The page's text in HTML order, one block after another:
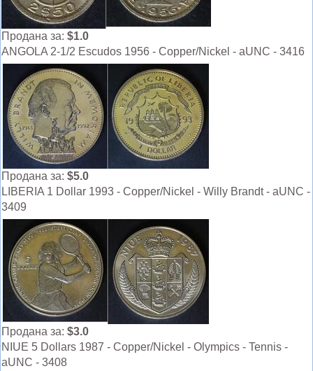
Продана за: $1.0
ANGOLA 2-1/2 Escudos 1956 - Copper/Nickel - aUNC - 3416
Продана за: $5.0
LIBERIA 1 Dollar 1993 - Copper/Nickel - Willy Brandt - aUNC -
3409
Продана за: $3.0
NIUE 5 Dollars 1987 - Copper/Nickel - Olympics - Tennis -
aUNC - 3408